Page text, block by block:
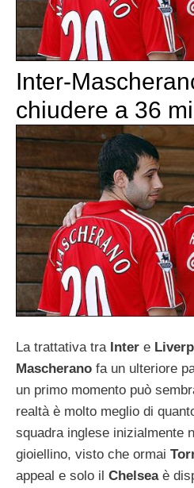
Inter-
chiudere a 36
La trattativa tra Inter e
Mascherano fa un ulteriore
un primo momento può
realtà è molto meglio di
squadra inglese inizialmente
gioiellino, visto che ormai
appeal e solo il Chelsea è